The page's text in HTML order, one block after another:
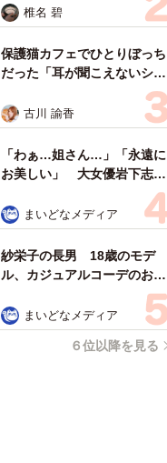
毛づくろいでおもてなし
椎名 碧
保護猫カフェでひとりぼっち
だった「耳が聞こえないシニ
ア猫」と運命の出会い→重度
のペットロスで適応障害だっ
た女性の人生が一変
古川 諭香
「わぁ…姐さん…」「永遠に
お美しい」 大女優岩下志麻
さん、写真家のインスタに登
場
まいどなメディア
紗栄子の長男 18歳のモデ
ル、カジュアルコーデのおし
ゃれ近影が「両親のいいとこ
取りの美しいお顔立ち」 9
歳に渡英し全寮制カレッジで
まいどなメディア
６位以降を見る